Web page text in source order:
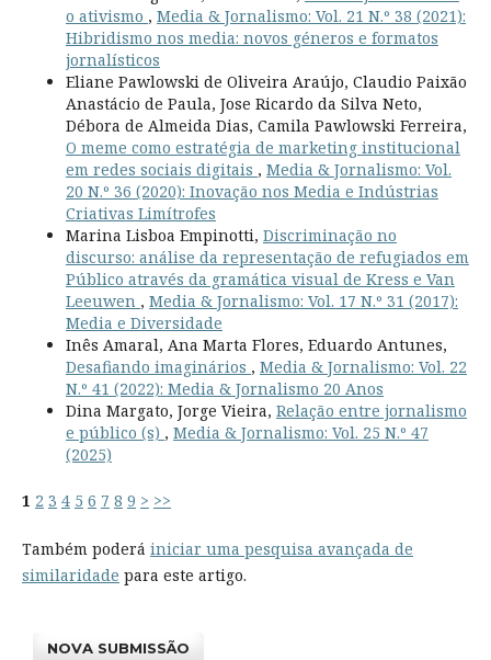
o ativismo , Media & Jornalismo: Vol. 21 N.º 38 (2021):
Hibridismo nos media: novos géneros e formatos
jornalísticos
Eliane Pawlowski de Oliveira Araújo, Claudio Paixão
Anastácio de Paula, Jose Ricardo da Silva Neto,
Débora de Almeida Dias, Camila Pawlowski Ferreira,
O meme como estratégia de marketing institucional
em redes sociais digitais , Media & Jornalismo: Vol.
20 N.º 36 (2020): Inovação nos Media e Indústrias
Criativas Limítrofes
Marina Lisboa Empinotti, Discriminação no
discurso: análise da representação de refugiados em
Público através da gramática visual de Kress e Van
Leeuwen , Media & Jornalismo: Vol. 17 N.º 31 (2017):
Media e Diversidade
Inês Amaral, Ana Marta Flores, Eduardo Antunes,
Desafiando imaginários , Media & Jornalismo: Vol. 22
N.º 41 (2022): Media & Jornalismo 20 Anos
Dina Margato, Jorge Vieira, Relação entre jornalismo
e público (s) , Media & Jornalismo: Vol. 25 N.º 47
(2025)
1 2 3 4 5 6 7 8 9 > >>
Também poderá iniciar uma pesquisa avançada de
similaridade para este artigo.
NOVA SUBMISSÃO